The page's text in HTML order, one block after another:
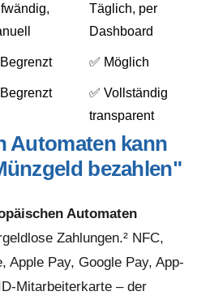
Täglich, per
Dashboard
✅ Möglich
✅ Vollständig
transparent
Automaten kann
bezahlen"
Automaten
Zahlungen.² NFC,
Apple Pay, Google Pay, App-
Mitarbeiterkarte – der